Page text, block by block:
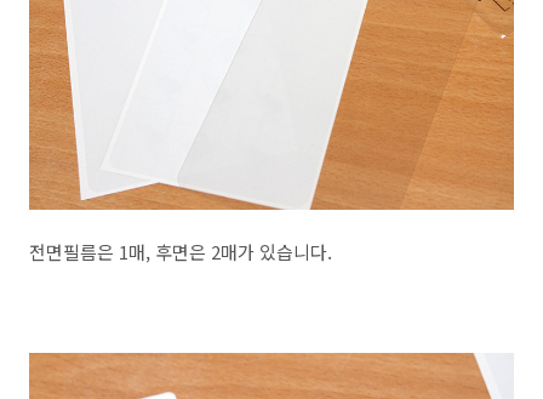
전면필름은 1매, 후면은 2매가 있습니다.